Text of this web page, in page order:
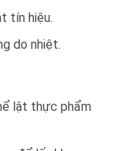
tín hiệu.
do nhiệt.
lật thực phẩm